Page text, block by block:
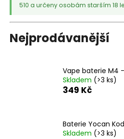
510 a určeny osobám starším 18
Nejprodávanější
Vape baterie M4 -
Skladem (>3 ks)
349 Kč
Baterie Yocan
Skladem (>3 ks)
t
e
n